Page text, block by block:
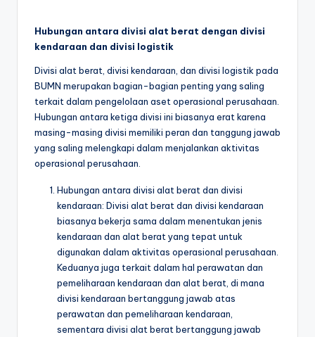
Hubungan antara divisi alat berat dengan divisi
kendaraan dan divisi logistik
Divisi alat berat, divisi kendaraan, dan divisi logistik pada
BUMN merupakan bagian-bagian penting yang saling
terkait dalam pengelolaan aset operasional perusahaan.
Hubungan antara ketiga divisi ini biasanya erat karena
masing-masing divisi memiliki peran dan tanggung jawab
yang saling melengkapi dalam menjalankan aktivitas
operasional perusahaan.
Hubungan antara divisi alat berat dan divisi
kendaraan: Divisi alat berat dan divisi kendaraan
biasanya bekerja sama dalam menentukan jenis
kendaraan dan alat berat yang tepat untuk
digunakan dalam aktivitas operasional perusahaan.
Keduanya juga terkait dalam hal perawatan dan
pemeliharaan kendaraan dan alat berat, di mana
divisi kendaraan bertanggung jawab atas
perawatan dan pemeliharaan kendaraan,
sementara divisi alat berat bertanggung jawab